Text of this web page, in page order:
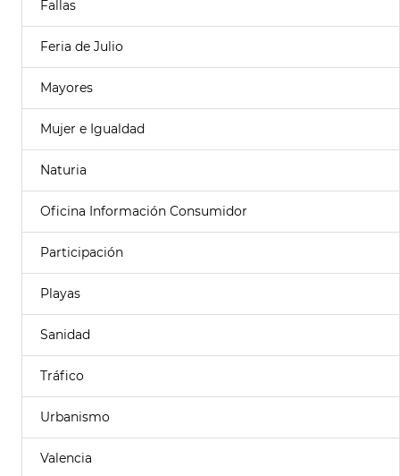
Fallas
Feria de Julio
Mayores
Mujer e Igualdad
Naturia
Oficina Información Consumidor
Participación
Playas
Sanidad
Tráfico
Urbanismo
Valencia